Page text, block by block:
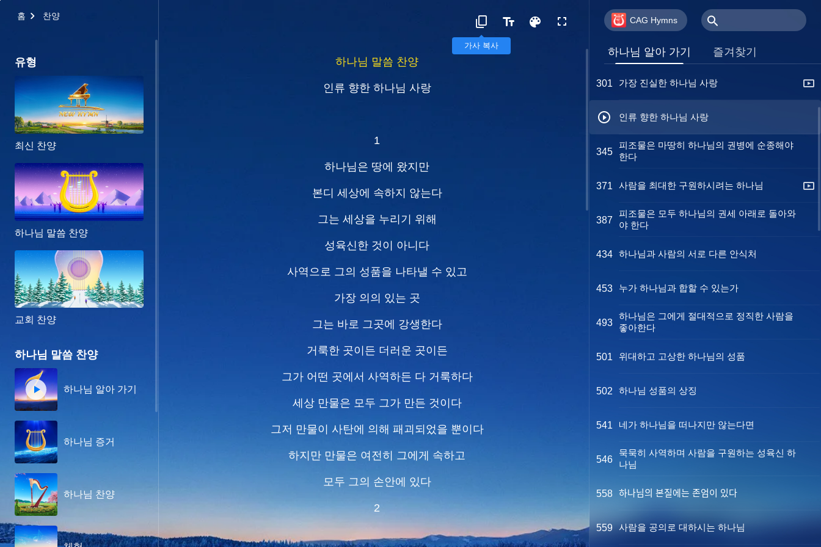
홈 찬양
가사 복사
유형
최신 찬양
하나님 말씀 찬양
교회 찬양
하나님 말씀 찬양
하나님 알아 가기
하나님 증거
하나님 찬양
하나님 말씀 찬양
인류 향한 하나님 사랑
1
하나님은 땅에 왔지만
본디 세상에 속하지 않는다
그는 세상을 누리기 위해
성육신한 것이 아니다
사역으로 그의 성품을 나타낼 수 있고
가장 의의 있는 곳
그는 바로 그곳에 강생한다
거룩한 곳이든 더러운 곳이든
그가 어떤 곳에서 사역하든 다 거룩하다
세상 만물은 모두 그가 만든 것이다
그저 만물이 사탄에 의해 패괴되었을 뿐이다
하지만 만물은 여전히 그에게 속하고
모두 그의 손안에 있다
2
그가 더러운 곳에 와서 사역하는 것은
CAG Hymns
하나님 알아 가기 즐겨찾기
222 하나님의 낮춤은 너무나 사랑스럽다
252 이천 년의 그리움
301 가장 진실한 하나님 사랑
인류 향한 하나님 사랑
345
피조물은 마땅히 하나님의 권병에 순종해야
한다
371 사람을 최대한 구원하시려는 하나님
387
피조물은 모두 하나님의 권세 아래로 돌아와
야 한다
434 하나님과 사람의 서로 다른 안식처
453 누가 하나님과 합할 수 있는가
493
하나님은 그에게 절대적으로 정직한 사람을
좋아한다
501 위대하고 고상한 하나님의 성품
502 하나님 성품의 상징
541 네가 하나님을 떠나지만 않는다면
546
묵묵히 사역하며 사람을 구원하는 성육신 하
나님
558 하나님의 본질에는 존엄이 있다
559 사람을 공의로 대하시는 하나님